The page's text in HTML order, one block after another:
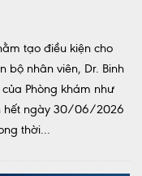
tạo điều kiện cho
bộ nhân viên, Dr. Binh
Phòng khám như
hết ngày 30/06/2026
thời...